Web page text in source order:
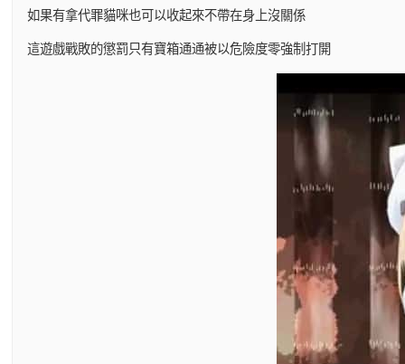
如果有拿代罪貓咪也可以收起來不帶在身上沒關係
這遊戲戰敗的懲罰只有寶箱通通被以危險度零強制打開